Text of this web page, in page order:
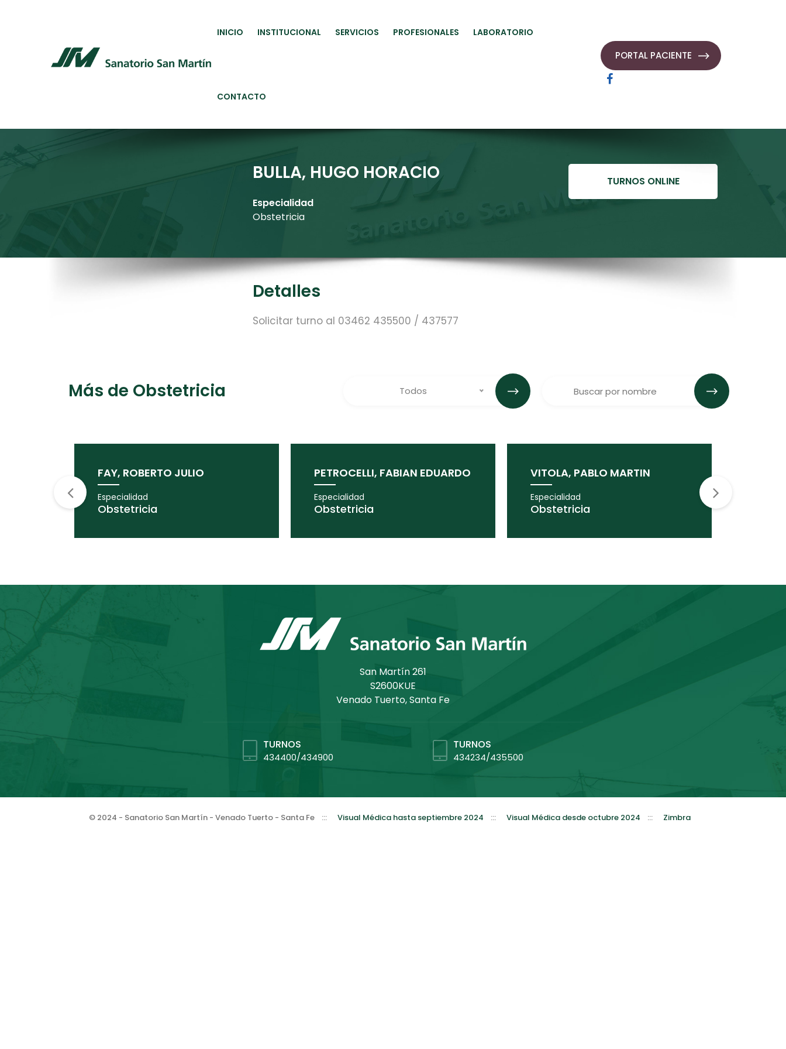
INICIO INSTITUCIONAL SERVICIOS PROFESIONALES LABORATORIO
CONTACTO
PORTAL PACIENTE
BULLA, HUGO HORACIO
Especialidad
Obstetricia
Detalles
Solicitar turno al 03462 435500 / 437577
TURNOS ONLINE
Más de Obstetricia Todos
FAY, ROBERTO JULIO
Especialidad
Obstetricia
PETROCELLI, FABIAN EDUARDO
Especialidad
Obstetricia
VITOLA, PABLO MARTIN
Especialidad
Obstetricia
San Martín 261
S2600KUE
Venado Tuerto, Santa Fe
TURNOS
434400/434900
TURNOS
434234/435500
© 2024 - Sanatorio San Martín - Venado Tuerto - Santa Fe ::: Visual Médica hasta septiembre 2024 ::: Visual Médica desde octubre 2024 ::: Zimbra